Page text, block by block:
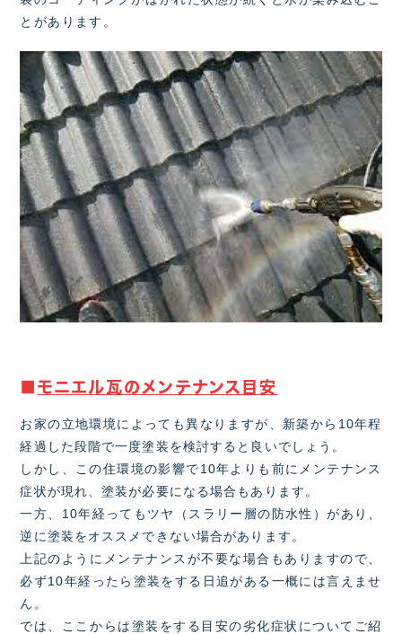
とがあります。
モニエル瓦のメンテナンス目安
お家の立地環境によっても異なりますが、新築から10年程
経過した段階で一度塗装を検討すると良いでしょう。
しかし、この住環境の影響で10年よりも前にメンテナンス
症状が現れ、塗装が必要になる場合もあります。
一方、10年経ってもツヤ（スラリー層の防水性）があり、
逆に塗装をオススメできない場合があります。
上記のようにメンテナンスが不要な場合もありますので、
必ず10年経ったら塗装をする日追がある一概には言えませ
ん。
では、ここからは塗装をする目安の劣化症状についてご紹